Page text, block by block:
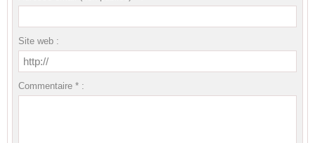
Site web :
Commentaire * :